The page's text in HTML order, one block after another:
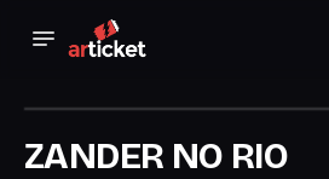
ZANDER NO RIO